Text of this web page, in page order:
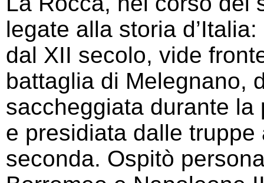
legate alla storia
dal XII secolo, vide
battaglia di Melegnano,
saccheggiata durante la
e presidiata dalle
seconda. Ospitò